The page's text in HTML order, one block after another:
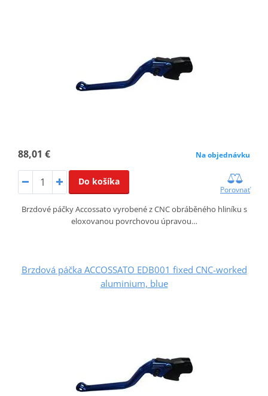
88,01 € Na objednávku
Do košíka
Porovnať
Brzdové páčky Accossato vyrobené z CNC obráběného hliníku s
eloxovanou povrchovou úpravou…
Brzdová páčka ACCOSSATO EDB001 fixed CNC-worked
aluminium, blue